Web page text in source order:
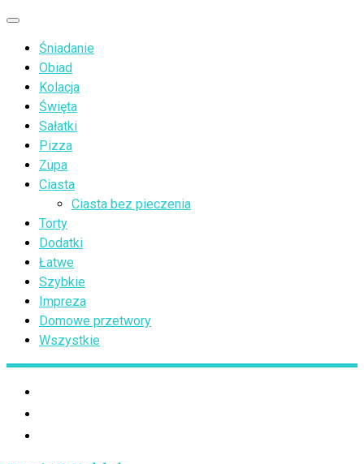
Przejdź
treści
Menu
Śniadanie
Obiad
Kolacja
Święta
Sałatki
Pizza
Zupa
Ciasta
Ciasta bez pieczenia
Torty
Dodatki
Łatwe
Szybkie
Impreza
Domowe przetwory
Wszystkie